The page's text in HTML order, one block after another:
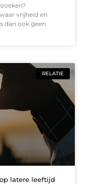
vrijheid en
dan ook geen
RELATIE
latere leeftijd